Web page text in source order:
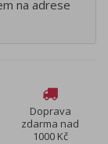
na adrese
Doprava
zdarma nad
1000 Kč